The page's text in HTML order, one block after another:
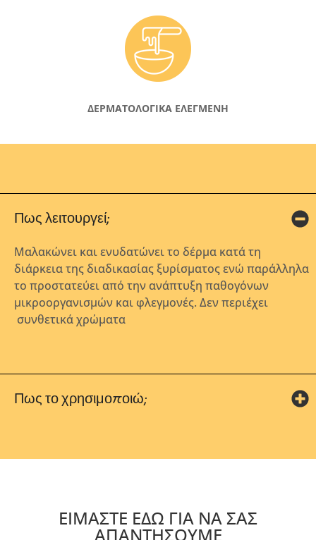
ΔΕΡΜΑΤΟΛΟΓΙΚΑ ΕΛΕΓΜΕΝΗ
Πως λειτουργεί;
Μαλακώνει και ενυδατώνει το δέρμα κατά τη
διάρκεια της διαδικασίας ξυρίσματος ενώ παράλληλα
το προστατεύει από την ανάπτυξη παθογόνων
μικροοργανισμών και φλεγμονές. Δεν περιέχει
συνθετικά χρώματα
Πως το χρησιμοποιώ;
ΕΙΜΑΣΤΕ ΕΔΩ ΓΙΑ ΝΑ ΣΑΣ
ΑΠΑΝΤΗΣΟΥΜΕ